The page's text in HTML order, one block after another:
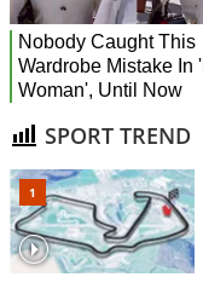
SPORT TREND